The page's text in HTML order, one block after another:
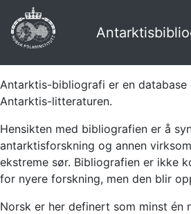
Antarktis-bibliografi er en database
Antarktis-litteraturen.
Hensikten med bibliografien er å
antarktisforskning og annen
ekstreme sør. Bibliografien er ikke
for nyere forskning, men den blir
Norsk er her definert som minst én